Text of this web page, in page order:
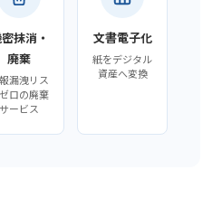
抹消・
廃棄
漏洩リス
ロの廃棄
サービス
文書電子化
紙をデジタル
資産へ変換